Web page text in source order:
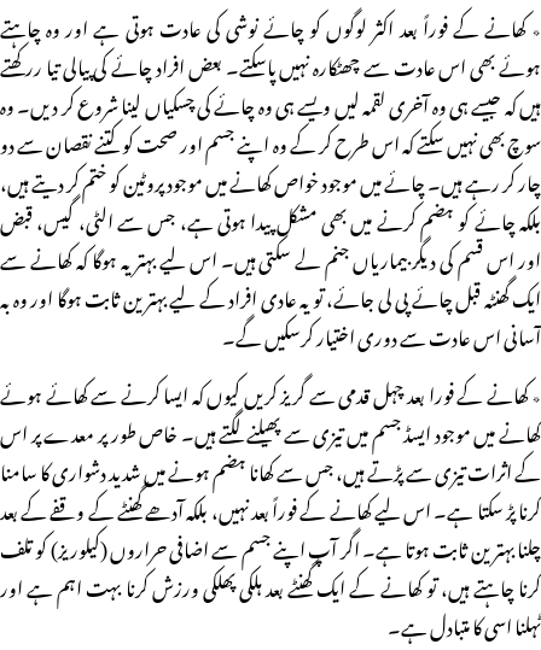
٭ کھانے کے فوراً بعد اکثر لوگوں کو چائے نوشی کی عادت ہوتی ہے اور وہ چاہتے
ہوئے بھی اس عادت سے چھٹکارہ نہیں پاسکتے۔ بعض افراد چائے کی پیالی تیا ررکھتے
ہیں کہ جیسے ہی وہ آخری لقمہ لیں ویسے ہی وہ چائے کی چسکیاں لینا شروع کر دیں۔ وہ
سوچ بھی نہیں سکتے کہ اس طرح کر کے وہ اپنے جسم اور صحت کو کتنے نقصان سے دو
چار کر رہے ہیں۔ چائے میں موجود خواص کھانے میں موجود پروٹین کو ختم کر دیتے ہیں،
بلکہ چائے کو ہضم کرنے میں بھی مشکل پیدا ہوتی ہے، جس سے الٹی، گیس، قبض
اور اس قسم کی دیگر بیماریاں جنم لے سکتی ہیں۔ اس لیے بہتر یہ ہوگا کہ کھانے سے
ایک گھنٹہ قبل چائے پی لی جائے، تو یہ عادی افراد کے لیے بہترین ثابت ہوگا اور وہ بہ
آسانی اس عادت سے دوری اختیار کرسکیں گے۔
٭ کھانے کے فورا بعد چہل قدمی سے گریز کریں کیوں کہ ایسا کرنے سے کھائے ہوئے
کھانے میں موجود ایسڈ جسم میں تیزی سے پھیلنے لگتے ہیں۔ خاص طور پر معدے پر اس
کے اثرات تیزی سے پڑتے ہیں، جس سے کھانا ہضم ہونے میں شدید دشواری کا سامنا
کرنا پڑ سکتا ہے۔ اس لیے کھانے کے فوراً بعد نہیں، بلکہ آدھے گھنٹے کے وقفے کے بعد
چلنا بہترین ثابت ہوتا ہے۔ اگر آپ اپنے جسم سے اضافی حراروں (کیلوریز) کو تلف
کرنا چاہتے ہیں، تو کھانے کے ایک گھنٹے بعد ہلکی پھلکی ورزش کرنا بہت اہم ہے اور
ٹہلنا اسی کا متبادل ہے۔